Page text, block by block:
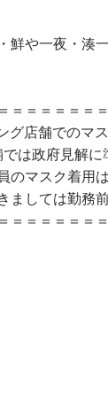
鮮や一夜・湊
＝＝＝＝＝＝
店舗でのマ
は政府見解に
のマスク着用
ましては勤務
＝＝＝＝＝＝